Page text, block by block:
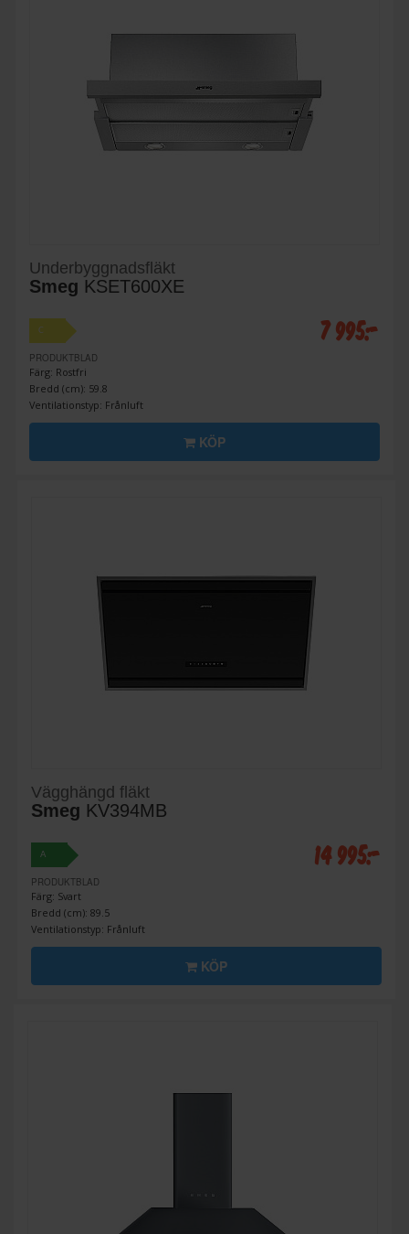
Underbyggnadsfläkt
Smeg KSET600XE
C
PRODUKTBLAD
Färg: Rostfri
Bredd (cm): 59.8
Ventilationstyp: Frånluft
7 995:-
KÖP
Vägghängd fläkt
Smeg KV394MB
A
PRODUKTBLAD
Färg: Svart
Bredd (cm): 89.5
Ventilationstyp: Frånluft
14 995:-
KÖP